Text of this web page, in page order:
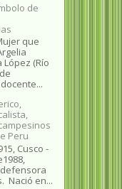
de
que
López (Río
Peru
Cusco -
Nació en...